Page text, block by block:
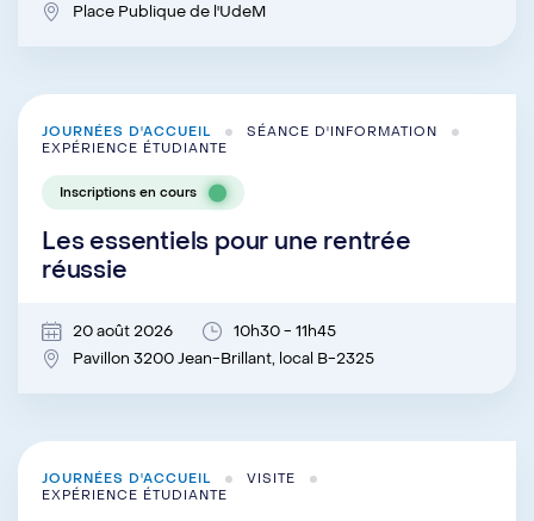
Place Publique de l'UdeM
JOURNÉES D'ACCUEIL
SÉANCE D'INFORMATION
EXPÉRIENCE ÉTUDIANTE
Inscriptions en cours
Les essentiels pour une rentrée
réussie
20 août 2026
10h30 - 11h45
Pavillon 3200 Jean-Brillant, local B-2325
JOURNÉES D'ACCUEIL
VISITE
EXPÉRIENCE ÉTUDIANTE